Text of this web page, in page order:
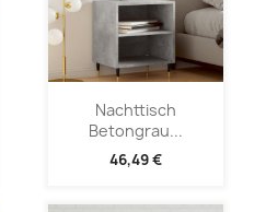
Nachttisch
Betongrau...
46,49 €